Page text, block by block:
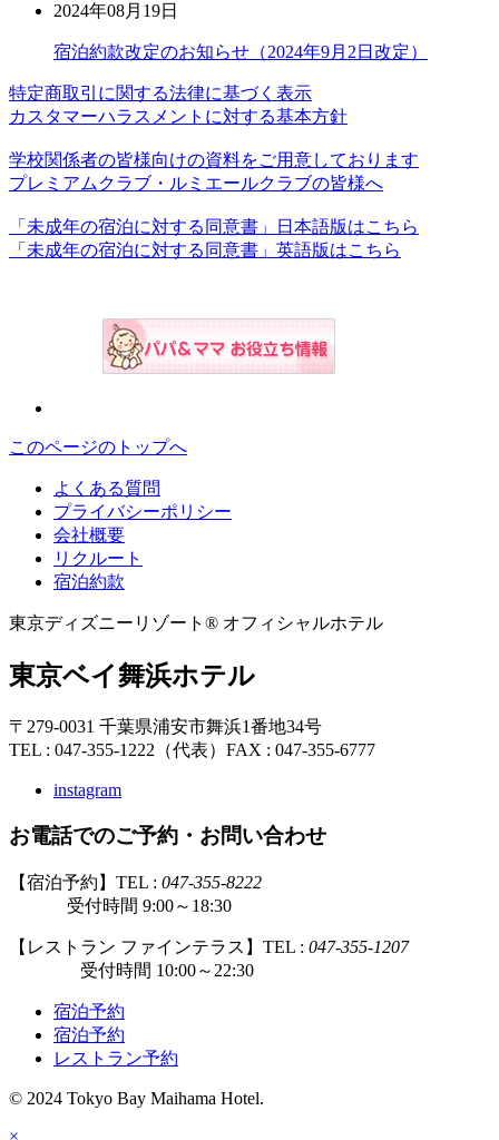
2024年08月19日
宿泊約款改定のお知らせ（2024年9月2日改定）
特定商取引に関する法律に基づく表示
カスタマーハラスメントに対する基本方針
学校関係者の皆様向けの資料をご用意しております
プレミアムクラブ・ルミエールクラブの皆様へ
「未成年の宿泊に対する同意書」日本語版はこちら
「未成年の宿泊に対する同意書」英語版はこちら
このページのトップへ
よくある質問
プライバシーポリシー
会社概要
リクルート
宿泊約款
東京ディズニーリゾート® オフィシャルホテル
東京ベイ舞浜ホテル
〒279-0031 千葉県浦安市舞浜1番地34号
TEL : 047-355-1222（代表） FAX : 047-355-6777
instagram
お電話でのご予約・お問い合わせ
【宿泊予約】TEL : 047-355-8222
受付時間 9:00～18:30
【レストラン ファインテラス】TEL : 047-355-1207
受付時間 10:00～22:30
宿泊予約
宿泊予約
レストラン予約
© 2024 Tokyo Bay Maihama Hotel.
×